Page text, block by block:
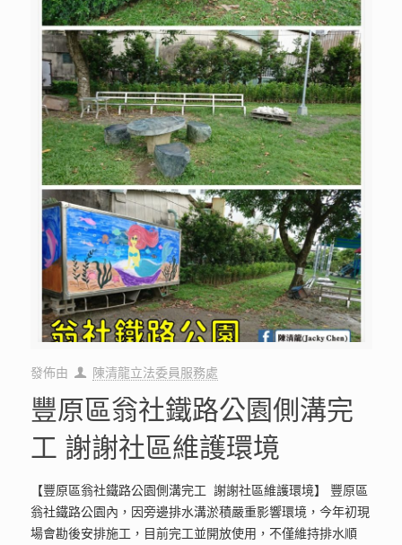
發佈由 陳清龍立法委員服務處
豐原區翁社鐵路公園側溝完
工 謝謝社區維護環境
【豐原區翁社鐵路公園側溝完工 謝謝社區維護環境】 豐原區
翁社鐵路公園內，因旁邊排水溝淤積嚴重影響環境，今年初現
場會勘後安排施工，目前完工並開放使用，不僅維持排水順